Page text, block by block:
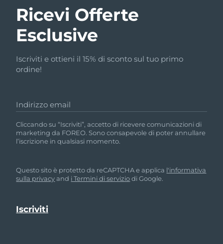
Ricevi Offerte
Esclusive
Iscriviti e ottieni il 15% di sconto sul tuo primo
ordine!
Indirizzo email
Cliccando su “Iscriviti”, accetto di ricevere comunicazioni di
marketing da FOREO. Sono consapevole di poter annullare
l’iscrizione in qualsiasi momento.
Questo sito è protetto da reCAPTCHA e applica l'informativa
sulla privacyand i Termini di serviziodi Google.